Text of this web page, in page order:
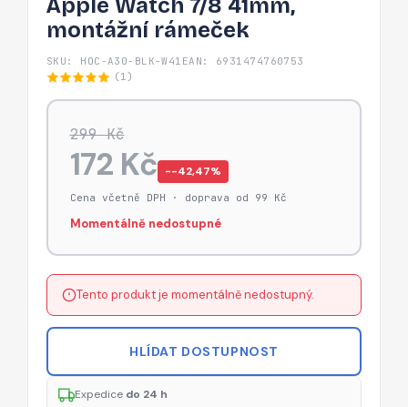
Apple Watch 7/8 41mm,
montážní rámeček
SKU: HOC-A30-BLK-W41 EAN: 6931474760753
(1)
299 Kč
172 Kč −-42,47%
Cena včetně DPH · doprava od 99 Kč
Momentálně nedostupné
Tento produkt je momentálně nedostupný.
HLÍDAT DOSTUPNOST
Expedice do 24 h